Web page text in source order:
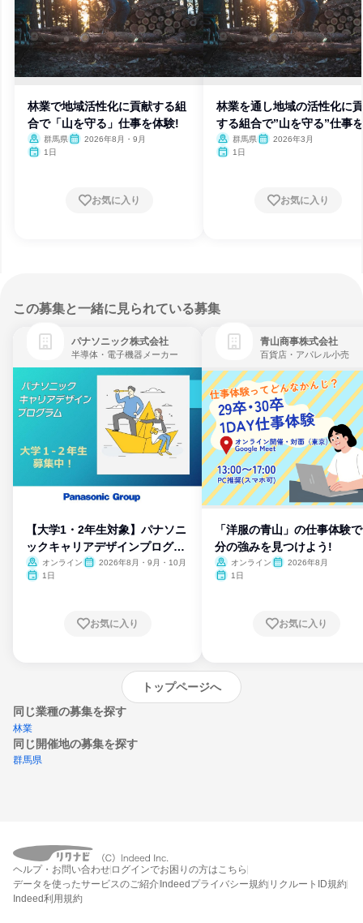
林業で地域活性化に貢献する組
合で「山を守る」仕事を体験!
群馬県
2026年8月・9月
1日
お気に入り
林業を通し地域の活性化に
する組合で”山を守る”仕事
験 群馬県
2026年3月
1日
お気に入り
この募集と一緒に見られている募集
パナソニック株式会社
半導体・電子機器メーカー
【大学1・2年生対象】パナソニ
ックキャリアデザインプログラ
ム
オンライン
2026年8月・9月・10月
1日
お気に入り
青山商事株式会社
百貨店・アパレル小売
「洋服の青山」の仕事体験
分の強みを見つけよう!
オンライン
2026年8月
1日
お気に入り
トップページへ
同じ業種の募集を探す
林業
同じ開催地の募集を探す
群馬県
締切：なし
ヘルプ・お問い合わせ ログインでお困りの方はこちら
データを使ったサービスのご紹介 Indeedプライバシー規約 リクルートID規約
Indeed利用規約